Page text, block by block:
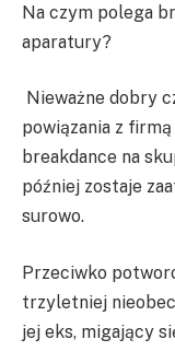
Na czym polega
aparatury?
Nieważne dobry
powiązania z
breakdance na
później zostaje
surowo.
Przeciwko
trzyletniej
jej eks, migający